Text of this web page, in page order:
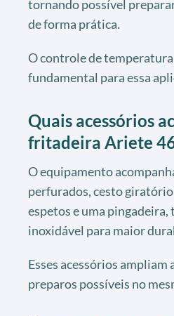
tornando possível
de forma prática.
O controle de
fundamental para essa
Quais acessórios
fritadeira Ariete
O equipamento
perfurados, cesto
espetos e uma pingadeira,
inoxidável para maior
Esses acessórios ampliam
preparos possíveis no